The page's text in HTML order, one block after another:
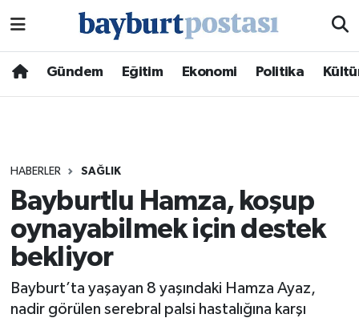
Gündem Eğitim Ekonomi Politika
HABERLER SAĞLIK
Bayburtlu Hamza, koşup
oynayabilmek için destek
bekliyor
Bayburt’ta yaşayan 8 yaşındaki Hamza Ayaz,
nadir görülen serebral palsi hastalığına karşı
Hava Durumu
Süper Lig Puan Durumu ve Fikstür
Tüm Manşetler
Son Dakika Haberleri